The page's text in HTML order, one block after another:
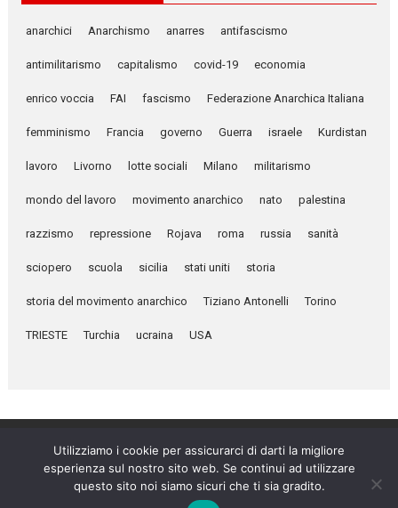
anarchici Anarchismo anarres antifascismo
antimilitarismo capitalismo covid-19 economia
enrico voccia FAI fascismo Federazione Anarchica Italiana
femminismo Francia governo Guerra israele Kurdistan
lavoro Livorno lotte sociali Milano militarismo
mondo del lavoro movimento anarchico nato palestina
razzismo repressione Rojava roma russia sanità
sciopero scuola sicilia stati uniti storia
storia del movimento anarchico Tiziano Antonelli Torino
TRIESTE Turchia ucraina USA
Umanità Nova © 2026
Utilizziamo i cookie per assicurarci di darti la migliore
esperienza sul nostro sito web. Se continui ad utilizzare
questo sito noi siamo sicuri che ti sia gradito.